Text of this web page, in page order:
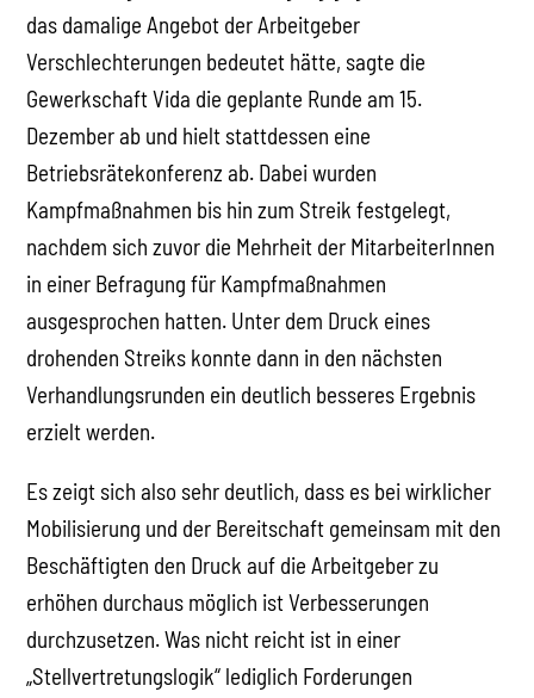
das damalige Angebot der Arbeitgeber
Verschlechterungen bedeutet hätte, sagte die
Gewerkschaft Vida die geplante Runde am 15.
Dezember ab und hielt stattdessen eine
Betriebsrätekonferenz ab. Dabei wurden
Kampfmaßnahmen bis hin zum Streik festgelegt,
nachdem sich zuvor die Mehrheit der MitarbeiterInnen
in einer Befragung für Kampfmaßnahmen
ausgesprochen hatten. Unter dem Druck eines
drohenden Streiks konnte dann in den nächsten
Verhandlungsrunden ein deutlich besseres Ergebnis
erzielt werden.
Es zeigt sich also sehr deutlich, dass es bei wirklicher
Mobilisierung und der Bereitschaft gemeinsam mit den
Beschäftigten den Druck auf die Arbeitgeber zu
erhöhen durchaus möglich ist Verbesserungen
durchzusetzen. Was nicht reicht ist in einer
„Stellvertretungslogik“ lediglich Forderungen